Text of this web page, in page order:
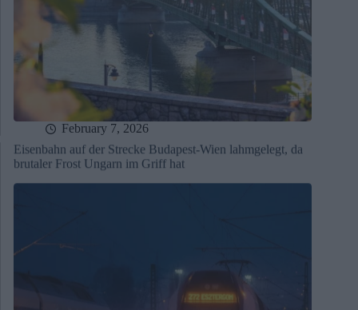
February 7, 2026
Eisenbahn auf der Strecke Budapest-Wien lahmgelegt, da
brutaler Frost Ungarn im Griff hat